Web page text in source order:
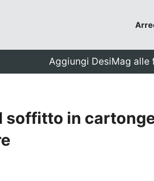
Aggiungi DesiMag alle
soffitto in